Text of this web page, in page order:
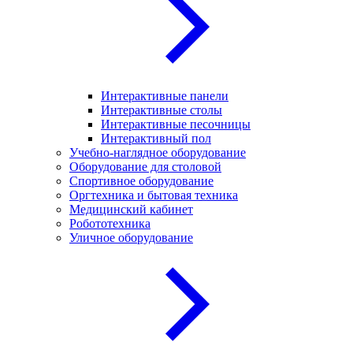
Интерактивные панели
Интерактивные столы
Интерактивные песочницы
Интерактивный пол
Учебно-наглядное оборудование
Оборудование для столовой
Спортивное оборудование
Оргтехника и бытовая техника
Медицинский кабинет
Робототехника
Уличное оборудование